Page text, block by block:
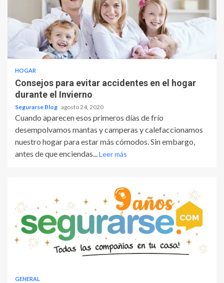
HOGAR
Consejos para evitar accidentes en el hogar
durante el Invierno
Segurarse Blog agosto 24, 2020
Cuando aparecen esos primeros días de frío
desempolvamos mantas y camperas y calefaccionamos
nuestro hogar para estar más cómodos. Sin embargo,
antes de que enciendas...Leer más
GENERAL